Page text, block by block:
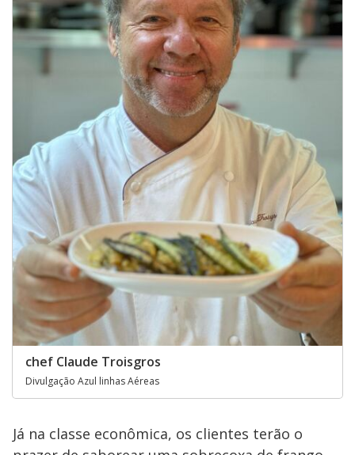
chef Claude Troisgros
Divulgação Azul linhas Aéreas
Já na classe econômica, os clientes terão o